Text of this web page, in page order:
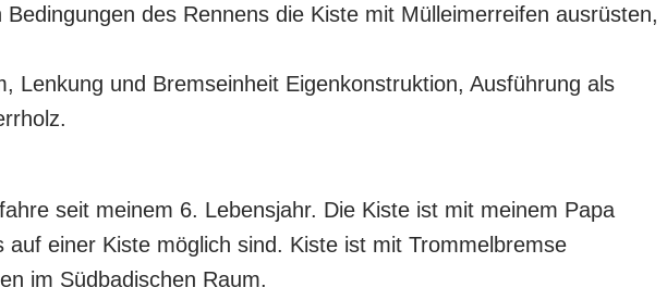
des Rennens die Kiste mit Mülleimerreifen ausrüsten,
und Bremseinheit Eigenkonstruktion, Ausführung als
seit meinem 6. Lebensjahr. Die Kiste ist mit meinem Papa
einer Kiste möglich sind. Kiste ist mit Trommelbremse
im Südbadischen Raum.